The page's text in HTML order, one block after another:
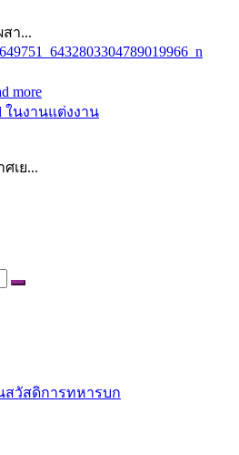
า...
more
ในงานแต่งงาน
เย...
Search
สวัสดิการทหารบก